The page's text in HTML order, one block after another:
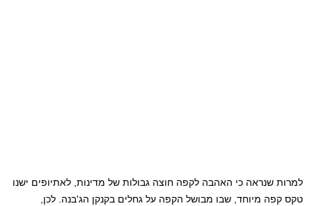
למרות שנראה כי האהבה לקפה חוצה גבולות של מדינות, לאתיופים ישנו
טקס קפה מיוחד, שבו מבושל הקפה על גחלים בקנקן הג'בנה. לכן,